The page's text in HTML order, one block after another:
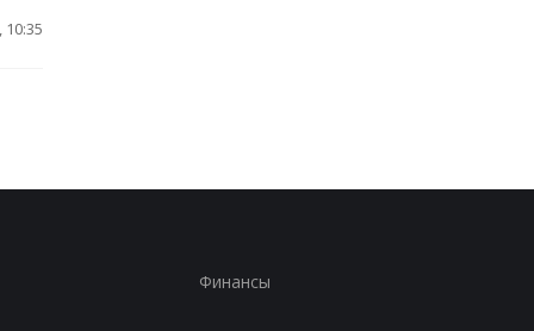
10:35
Финансы